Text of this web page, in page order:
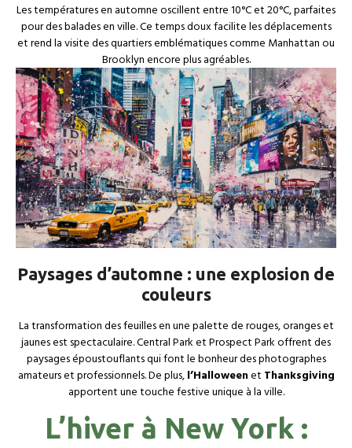
Les températures en automne oscillent entre 10°C et 20°C, parfaites
pour des balades en ville. Ce temps doux facilite les déplacements
et rend la visite des quartiers emblématiques comme Manhattan ou
Brooklyn encore plus agréables.
Paysages d’automne : une explosion de
couleurs
La transformation des feuilles en une palette de rouges, oranges et
jaunes est spectaculaire. Central Park et Prospect Park offrent des
paysages époustouflants qui font le bonheur des photographes
amateurs et professionnels. De plus,l’Halloweenet Thanksgiving
apportent une touche festive unique à la ville.
L’hiver à New York :